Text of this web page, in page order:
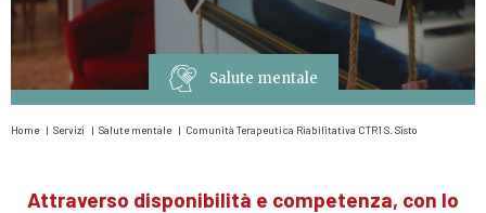
Salute mentale
Tu
qui
Home Servizi Salute mentale Comunità Terapeutica Riabilitativa CTR1 S. Sisto
Attraverso disponibilità e competenza, con lo